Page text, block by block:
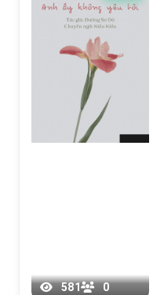
581 0